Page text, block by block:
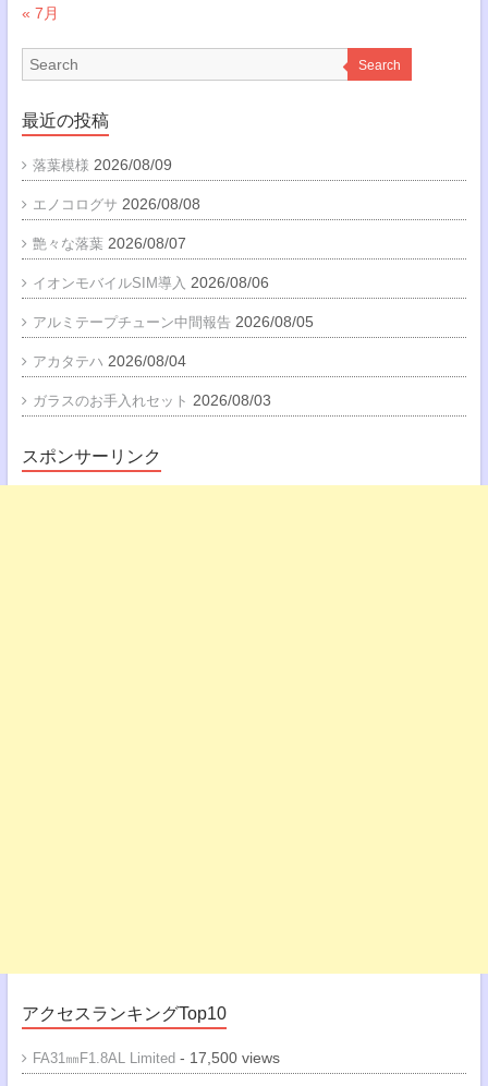
« 7月
Search
最近の投稿
落葉模様 2026/08/09
エノコログサ 2026/08/08
艶々な落葉 2026/08/07
イオンモバイルSIM導入 2026/08/06
アルミテープチューン中間報告 2026/08/05
アカタテハ 2026/08/04
ガラスのお手入れセット 2026/08/03
スポンサーリンク
アクセスランキングTop10
FA31㎜F1.8AL Limited- 17,500 views